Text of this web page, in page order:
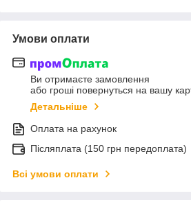
Умови оплати
Ви отримаєте замовлення
або гроші повернуться на вашу
Детальніше
Оплата на рахунок
Післяплата (150 грн передоплата)
Всі умови оплати